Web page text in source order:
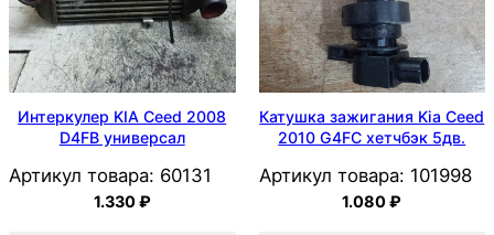
Интеркулер KIA Ceed 2008
D4FB универсал
Артикул товара: 60131
1.330₽
Катушка зажигания Kia Ceed
2010 G4FC хетчбэк 5дв.
Артикул товара: 101998
1.080₽